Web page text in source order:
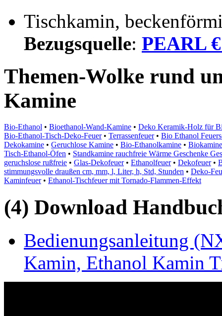
Tischkamin,
Bezugsquelle: PEARL
Themen-Wolke rund
Kamine
Bio-Ethanol • Bioethanol-Wand-Kamine • Deko Keramik-Holz für
Bio-Ethanol-Tisch-Deko-Feuer• Terrassenfeuer• Bio Ethanol
Dekokamine • Geruchlose Kamine • Bio-Ethanolkamine • Biokamine
Tisch-Ethanol-Öfen • Standkamine rauchfreie Wärme Geschenke
geruchslose rußfreie • Glas-Dekofeuer• Ethanolfeuer• Dekofeuer•
stimmungsvolle draußen cm, mm, l, Liter, h, Std, Stunden • Deko-
Kaminfeuer• Ethanol-Tischfeuer mit Tornado-Flammen-Effekt
(4) Download
Bedienungsanleitung
Kamin, Ethanol Kamin